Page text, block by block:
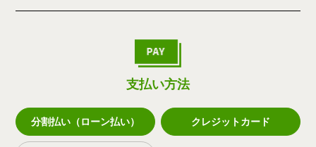
支払い方法
分割払い（ローン払い） クレジットカード